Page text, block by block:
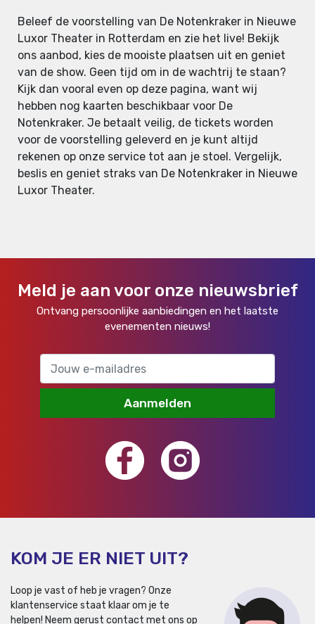
Beleef de voorstelling van De Notenkraker in Nieuwe
Luxor Theater in Rotterdam en zie het live! Bekijk
ons aanbod, kies de mooiste plaatsen uit en geniet
van de show. Geen tijd om in de wachtrij te staan?
Kijk dan vooral even op deze pagina, want wij
hebben nog kaarten beschikbaar voor De
Notenkraker. Je betaalt veilig, de tickets worden
voor de voorstelling geleverd en je kunt altijd
rekenen op onze service tot aan je stoel. Vergelijk,
beslis en geniet straks van De Notenkraker in Nieuwe
Luxor Theater.
Meld je aan voor onze nieuwsbrief
Ontvang persoonlijke aanbiedingen en het laatste
evenementen nieuws!
Aanmelden
KOM JE ER NIET UIT?
Loop je vast of heb je vragen? Onze
klantenservice staat klaar om je te
helpen! Neem gerust contact met ons op